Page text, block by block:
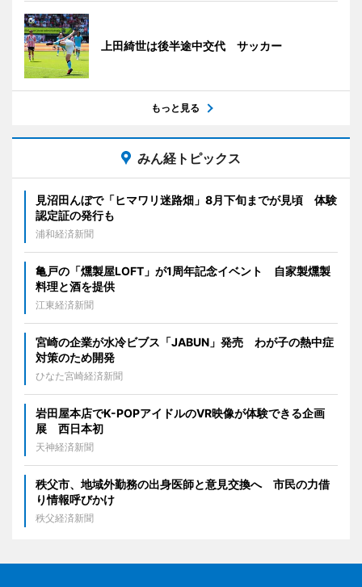
上田綺世は後半途中交代 サッカー
もっと見る
みん経トピックス
見沼田んぼで「ヒマワリ迷路畑」8月下旬までが見頃 体験
認定証の発行も
浦和経済新聞
亀戸の「燻製屋LOFT」が1周年記念イベント 自家製燻製
料理と酒を提供
江東経済新聞
宮崎の企業が水冷ビブス「JABUN」発売 わが子の熱中症
対策のため開発
ひなた宮崎経済新聞
岩田屋本店でK-POPアイドルのVR映像が体験できる企画
展 西日本初
天神経済新聞
秩父市、地域外勤務の出身医師と意見交換へ 市民の力借
り情報呼びかけ
秩父経済新聞